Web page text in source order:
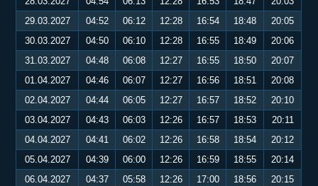
29.03.2027
04:52 06:12 12:28 16:54 18:48
20:05
30.03.2027
04:50 06:10 12:28 16:55 18:49
20:06
31.03.2027
04:48 06:08 12:27 16:55 18:50
20:07
01.04.2027
04:46 06:07 12:27 16:56 18:51
20:08
02.04.2027
04:44 06:05 12:27 16:57 18:52
20:10
03.04.2027
04:43 06:03 12:26 16:57 18:53
20:11
04.04.2027
04:41 06:02 12:26 16:58 18:54
20:12
05.04.2027
04:39 06:00 12:26 16:59 18:55
20:14
06.04.2027
04:37 05:58 12:26 17:00 18:56
20:15